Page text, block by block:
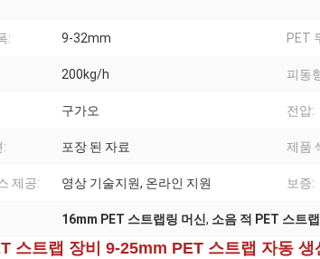
: 9-32mm PET
200kg/h 피동
구가오 전압:
포장 된 자료 제품
제공: 영상 기술지원, 온라인 지원 보증:
16mm PET 스트랩링 머신, 소음 적 PET 스트
스트랩 장비 9-25mm PET 스트랩 자동 생